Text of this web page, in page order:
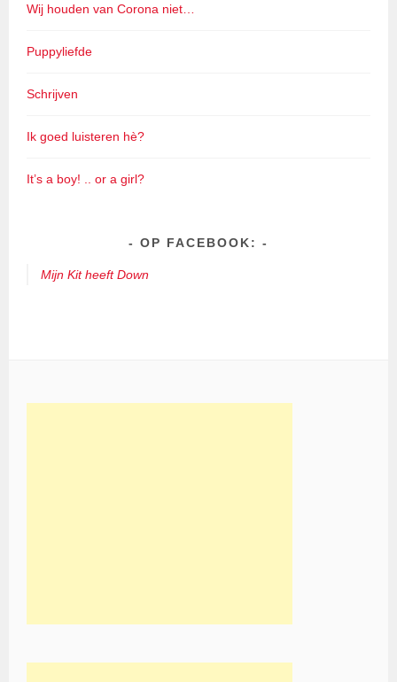
Wij houden van Corona niet…
Puppyliefde
Schrijven
Ik goed luisteren hè?
It’s a boy! .. or a girl?
OP FACEBOOK:
Mijn Kit heeft Down